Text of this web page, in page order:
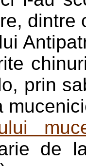
dintre
prin
de